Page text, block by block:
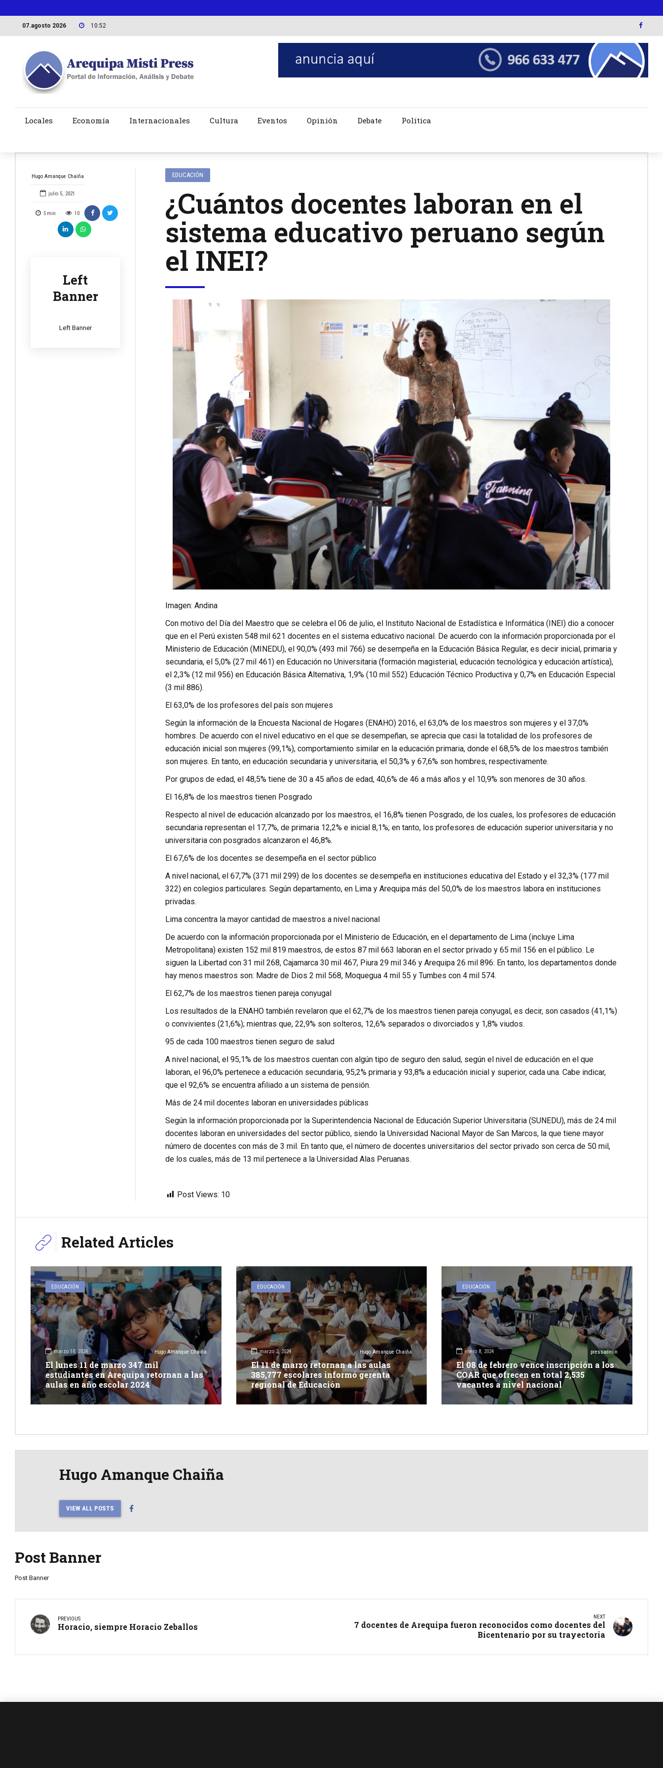
07.agosto 2026 10:52
Locales Economía Internacionales Cultura Eventos Opinión Debate Política
Hugo Amanque Chaiña
julio 5, 2021
5 min 10
Left
Banner
Left Banner
EDUCACIÓN
¿Cuántos docentes laboran en el
sistema educativo peruano según
el INEI?
Imagen: Andina
Con motivo del Día del Maestro que se celebra el 06 de julio, el Instituto Nacional de Estadística e Informática (INEI) dio a conocer
que en el Perú existen 548 mil 621 docentes en el sistema educativo nacional. De acuerdo con la información proporcionada por el
Ministerio de Educación (MINEDU), el 90,0% (493 mil 766) se desempeña en la Educación Básica Regular, es decir inicial, primaria y
secundaria, el 5,0% (27 mil 461) en Educación no Universitaria (formación magisterial, educación tecnológica y educación artística),
el 2,3% (12 mil 956) en Educación Básica Alternativa, 1,9% (10 mil 552) Educación Técnico Productiva y 0,7% en Educación Especial
(3 mil 886).
El 63,0% de los profesores del país son mujeres
Según la información de la Encuesta Nacional de Hogares (ENAHO) 2016, el 63,0% de los maestros son mujeres y el 37,0%
hombres. De acuerdo con el nivel educativo en el que se desempeñan, se aprecia que casi la totalidad de los profesores de
educación inicial son mujeres (99,1%), comportamiento similar en la educación primaria, donde el 68,5% de los maestros también
son mujeres. En tanto, en educación secundaria y universitaria, el 50,3% y 67,6% son hombres, respectivamente.
Por grupos de edad, el 48,5% tiene de 30 a 45 años de edad, 40,6% de 46 a más años y el 10,9% son menores de 30 años.
El 16,8% de los maestros tienen Posgrado
Respecto al nivel de educación alcanzado por los maestros, el 16,8% tienen Posgrado, de los cuales, los profesores de educación
secundaria representan el 17,7%, de primaria 12,2% e inicial 8,1%; en tanto, los profesores de educación superior universitaria y no
universitaria con posgrados alcanzaron el 46,8%.
El 67,6% de los docentes se desempeña en el sector público
A nivel nacional, el 67,7% (371 mil 299) de los docentes se desempeña en instituciones educativa del Estado y el 32,3% (177 mil
322) en colegios particulares. Según departamento, en Lima y Arequipa más del 50,0% de los maestros labora en instituciones
privadas.
Lima concentra la mayor cantidad de maestros a nivel nacional
De acuerdo con la información proporcionada por el Ministerio de Educación, en el departamento de Lima (incluye Lima
Metropolitana) existen 152 mil 819 maestros, de estos 87 mil 663 laboran en el sector privado y 65 mil 156 en el público. Le
siguen la Libertad con 31 mil 268, Cajamarca 30 mil 467, Piura 29 mil 346 y Arequipa 26 mil 896: En tanto, los departamentos donde
hay menos maestros son: Madre de Dios 2 mil 568, Moquegua 4 mil 55 y Tumbes con 4 mil 574.
El 62,7% de los maestros tienen pareja conyugal
Los resultados de la ENAHO también revelaron que el 62,7% de los maestros tienen pareja conyugal, es decir, son casados (41,1%)
o convivientes (21,6%); mientras que, 22,9% son solteros, 12,6% separados o divorciados y 1,8% viudos.
95 de cada 100 maestros tienen seguro de salud
A nivel nacional, el 95,1% de los maestros cuentan con algún tipo de seguro den salud, según el nivel de educación en el que
laboran, el 96,0% pertenece a educación secundaria, 95,2% primaria y 93,8% a educación inicial y superior, cada una. Cabe indicar,
que el 92,6% se encuentra afiliado a un sistema de pensión.
Más de 24 mil docentes laboran en universidades públicas
Según la información proporcionada por la Superintendencia Nacional de Educación Superior Universitaria (SUNEDU), más de 24 mil
docentes laboran en universidades del sector público, siendo la Universidad Nacional Mayor de San Marcos, la que tiene mayor
número de docentes con más de 3 mil. En tanto que, el número de docentes universitarios del sector privado son cerca de 50 mil,
de los cuales, más de 13 mil pertenece a la Universidad Alas Peruanas.
Post Views: 10
Related Articles
EDUCACIÓN
marzo 10, 2024 Hugo Amanque Chaiña
El lunes 11 de marzo 347 mil
estudiantes en Arequipa retornan a las
aulas en año escolar 2024
EDUCACIÓN
marzo 2, 2024 Hugo Amanque Chaiña
El 11 de marzo retornan a las aulas
385,777 escolares informó gerenta
regional de Educación
EDUCACIÓN
enero 8, 2024 pressadmin
El 08 de febrero vence inscripción a los
COAR que ofrecen en total 2,535
vacantes a nivel nacional
Hugo Amanque Chaiña
VIEW ALL POSTS
Post Banner
Post Banner
PREVIOUS
Horacio, siempre Horacio Zeballos
NEXT
7 docentes de Arequipa fueron reconocidos como docentes del
Bicentenario por su trayectoria